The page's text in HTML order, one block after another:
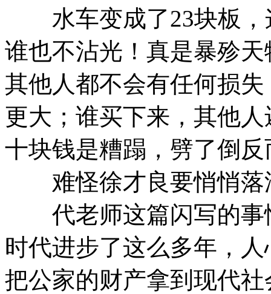
水车变成了23块板，
谁也不沾光！真是暴殄
其他人都不会有任何损
更大；谁买下来，其他
十块钱是糟蹋，劈了倒
难怪徐才良要悄悄落
代老师这篇闪写的事
时代进步了这么多年，
把公家的财产拿到现代